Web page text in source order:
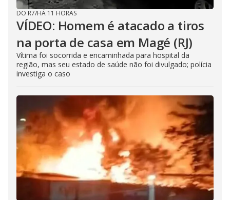
DO R7/HÁ 11 HORAS
VÍDEO: Homem é atacado a tiros
na porta de casa em Magé (RJ)
Vítima foi socorrida e encaminhada para hospital da
região, mas seu estado de saúde não foi divulgado; polícia
investiga o caso